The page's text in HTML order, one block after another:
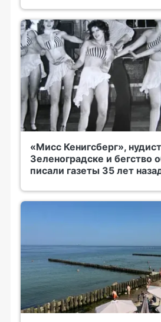
«Мисс Кенигсберг»,
Зеленоградске и бегство
писали газеты 35 лет